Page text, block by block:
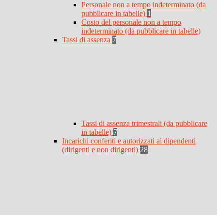
Personale non a tempo indeterminato (da
pubblicare in tabelle) 1
Costo del personale non a tempo
indeterminato (da pubblicare in tabelle)
Tassi di assenza 7
Tassi di assenza trimestrali (da pubblicare
in tabelle) 7
Incarichi conferiti e autorizzati ai dipendenti
(dirigenti e non dirigenti) 28